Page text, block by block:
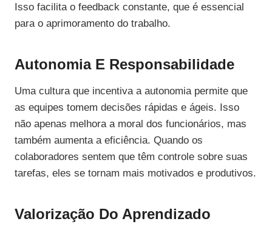
Isso facilita o feedback constante, que é essencial
para o aprimoramento do trabalho.
Autonomia E Responsabilidade
Uma cultura que incentiva a autonomia permite que
as equipes tomem decisões rápidas e ágeis. Isso
não apenas melhora a moral dos funcionários, mas
também aumenta a eficiência. Quando os
colaboradores sentem que têm controle sobre suas
tarefas, eles se tornam mais motivados e produtivos.
Valorização Do Aprendizado